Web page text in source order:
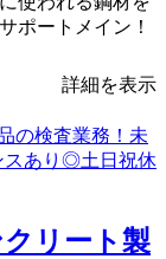
ポートメイン！
詳細を表示
クリート製